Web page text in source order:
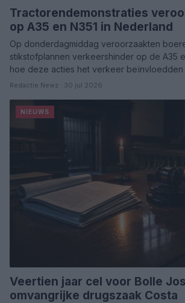
Tractorendemonstraties
op A35 en N351 in Nederland
Op donderdagmiddag veroorzaakten
stikstofplannen verkeershinder op de A35
hoe deze acties het verkeer
Redactie Newz · 30 jul 2026
NIEUWS
Veertien jaar cel voor Bolle
omvangrijke drugszaak Costa